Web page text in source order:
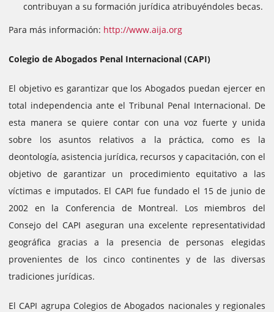
contribuyan a su formación jurídica atribuyéndoles becas.
Para más información: http://www.aija.org
Colegio de Abogados Penal Internacional (CAPI)
El objetivo es garantizar que los Abogados puedan ejercer en
total independencia ante el Tribunal Penal Internacional. De
esta manera se quiere contar con una voz fuerte y unida
sobre los asuntos relativos a la práctica, como es la
deontología, asistencia jurídica, recursos y capacitación, con el
objetivo de garantizar un procedimiento equitativo a las
víctimas e imputados. El CAPI fue fundado el 15 de junio de
2002 en la Conferencia de Montreal. Los miembros del
Consejo del CAPI aseguran una excelente representatividad
geográfica gracias a la presencia de personas elegidas
provenientes de los cinco continentes y de las diversas
tradiciones jurídicas.
El CAPI agrupa Colegios de Abogados nacionales y regionales